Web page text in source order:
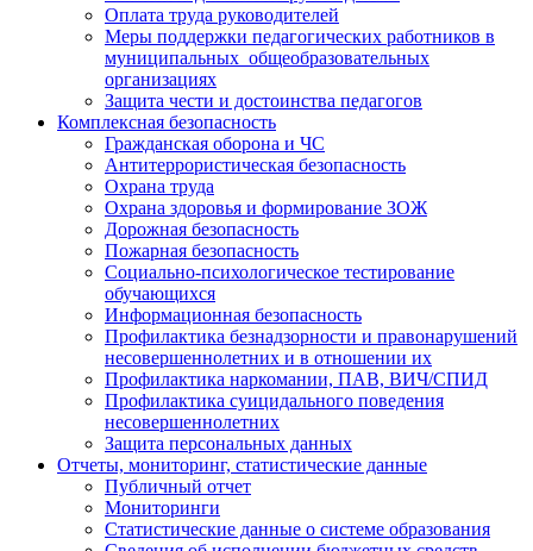
Оплата труда руководителей
Меры поддержки педагогических работников в
муниципальных общеобразовательных
организациях
Защита чести и достоинства педагогов
Комплексная безопасность
Гражданская оборона и ЧС
Антитеррористическая безопасность
Охрана труда
Охрана здоровья и формирование ЗОЖ
Дорожная безопасность
Пожарная безопасность
Социально-психологическое тестирование
обучающихся
Информационная безопасность
Профилактика безнадзорности и правонарушений
несовершеннолетних и в отношении их
Профилактика наркомании, ПАВ, ВИЧ/СПИД
Профилактика суицидального поведения
несовершеннолетних
Защита персональных данных
Отчеты, мониторинг, статистические данные
Публичный отчет
Мониторинги
Статистические данные о системе образования